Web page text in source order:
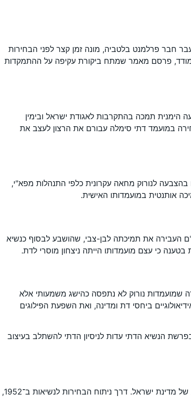
חבר פרלמנט בלטביה, מונה זמן קצר לפני הבחירות
פרסם מאמר שמתח ביקורת עקיפה על ההתמקדות
תמכה בהתקרבות לאגודת ישראל ובימין
במועמד דתי סימלה עבורם את הרצון לעצב את
בהצבעה לנורוק מחאה עקרונית כלפי התנהלות מפא"י,
אותנטית במועמדותו האישית.
העבירה את תמיכתה לבן-צבי, שהושבע לבסוף כנשיא
שמועמדות נורוק לא נתפסה כהישג משמעותי אלא
ביחסי דת ומדינה, ואת השפעת הפילוגים
הנשיא הדתי עדות לניסיון הדתי להשתלב בעיצוב
המאמר "הכיפה והנשיאות" מהווה תרומה ייחודית להבנת המתחים הפוליטיים והסמליים שבין הציונות הדתית לממסד השלטוני בשנותיה הראשונות של מדינת ישראל. דרך ניתוח הבחירות לנשיאות ב־1952,